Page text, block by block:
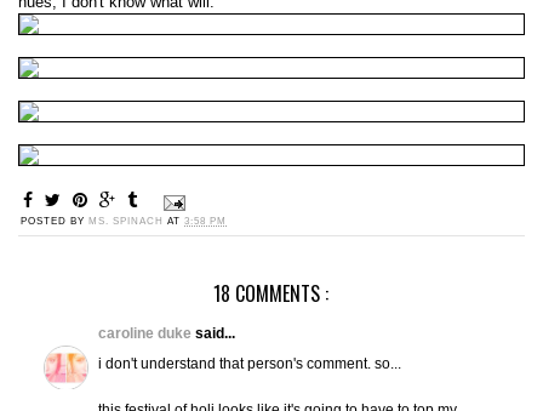
POSTED BY MS. SPINACH AT 3:58 PM
18 COMMENTS :
caroline duke said...
i don't understand that person's comment. so...